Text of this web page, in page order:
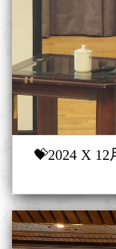
💝2024 X